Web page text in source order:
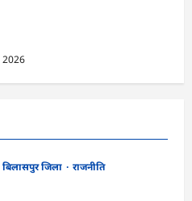
2026
बिलासपुर जिला
राजनीति